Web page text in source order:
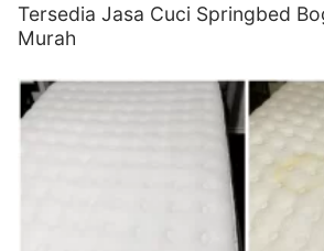
Tersedia Jasa Cuci Springbed
Murah